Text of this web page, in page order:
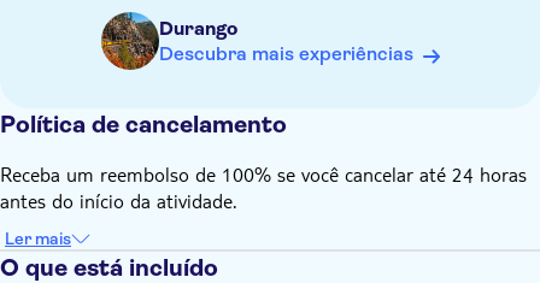
Depois de reservar a excursão, procure no seu e-mail a frase
"Configure a sua excursão autoguiada agora". Siga
imediatamente estas instruções para terminar a
espere até estar no local
offline
Este passeio foi desenvolvido por guias locais, com curadoria
de escritores criativos e narrado por artistas de voz
profissionais
Durango
Descubra mais experiências
Política de cancelamento
Receba um reembolso de 100% se você cancelar até 24 horas
antes do início da atividade.
Ler mais
O que está incluído